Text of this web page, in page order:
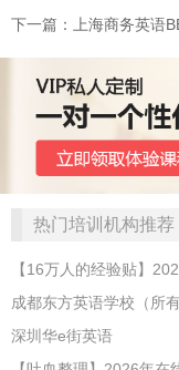
下一篇：上海商务英语
热门培训机构推荐
成都东方英语学校（所有
深圳华e街英语